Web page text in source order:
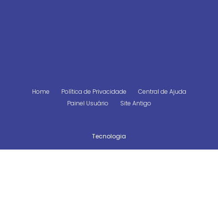
Home Política de Privacidade
Central de Ajuda
Painel Usuário
Site Antigo
Tecnologia